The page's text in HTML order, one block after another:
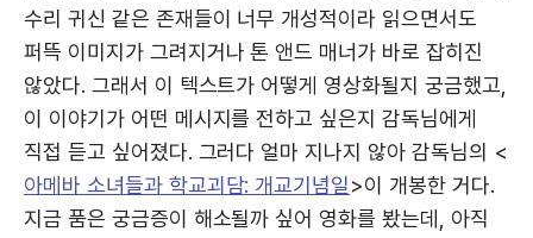
수리 귀신 같은 존재들이 너무 개성적이라 읽으면서도
퍼뜩 이미지가 그려지거나 톤 앤드 매너가 바로 잡히진
않았다. 그래서 이 텍스트가 어떻게 영상화될지 궁금했고,
이 이야기가 어떤 메시지를 전하고 싶은지 감독님에게
직접 듣고 싶어졌다. 그러다 얼마 지나지 않아 감독님의 <
아메바 소녀들과 학교괴담: 개교기념일>이 개봉한 거다.
지금 품은 궁금증이 해소될까 싶어 영화를 봤는데, 아직